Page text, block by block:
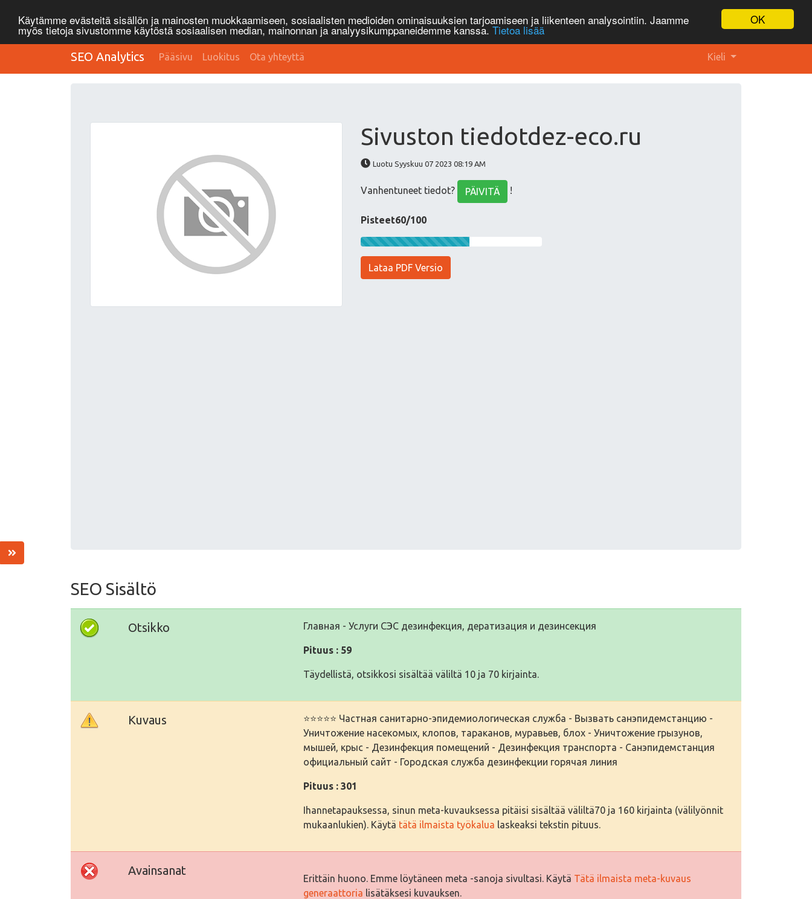
OK
Käytämme evästeitä sisällön ja mainosten muokkaamiseen, sosiaalisten medioiden ominaisuuksien tarjoamiseen ja liikenteen analysointiin. Jaamme
myös tietoja sivustomme käytöstä sosiaalisen median, mainonnan ja analyysikumppaneidemme kanssa. Tietoa lisää
SEO Analytics Pääsivu Luokitus Ota yhteyttä Kieli
Sivuston tiedotdez-eco.ru
Luotu Syyskuu 07 2023 08:19 AM
Vanhentuneet tiedot? PÄIVITÄ !
Pisteet60/100
Lataa PDF Versio
SEO Sisältö
Otsikko Главная - Услуги СЭС дезинфекция, дератизация и дезинсекция
Pituus : 59
Täydellistä, otsikkosi sisältää väliltä 10 ja 70 kirjainta.
Kuvaus
⭐⭐⭐⭐⭐ Частная санитарно-эпидемиологическая служба - Вызвать санэпидемстанцию -
Уничтожение насекомых, клопов, тараканов, муравьев, блох - Уничтожение грызунов,
мышей, крыс - Дезинфекция помещений - Дезинфекция транспорта - Санэпидемстанция
официальный сайт - Городская служба дезинфекции горячая линия
Pituus : 301
Ihannetapauksessa, sinun meta-kuvauksessa pitäisi sisältää väliltä70 ja 160 kirjainta (välilyönnit
mukaanlukien). Käytä tätä ilmaista työkalua laskeaksi tekstin pituus.
Avainsanat
Erittäin huono. Emme löytäneen meta -sanoja sivultasi. Käytä Tätä ilmaista meta-kuvaus
generaattoria lisätäksesi kuvauksen.